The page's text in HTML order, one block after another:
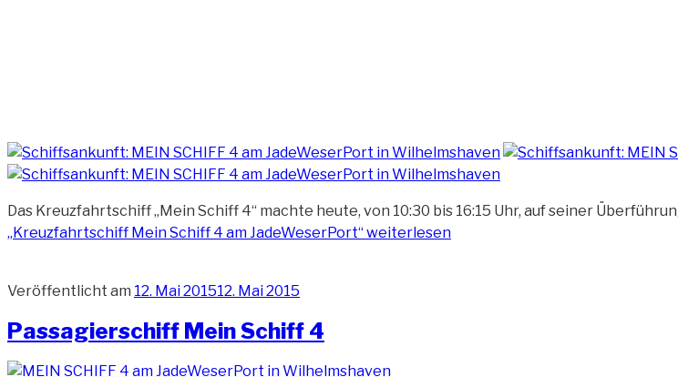
Das Kreuzfahrtschiff „Mein Schiff 4“ machte heute, von 10:30 bis 16:15 Uhr, auf seiner
„Kreuzfahrtschiff Mein Schiff 4 am JadeWeserPort“weiterlesen
Veröffentlicht am 12. Mai 201512. Mai 2015
Passagierschiff Mein Schiff 4